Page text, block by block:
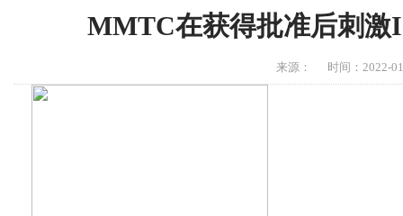
MMTC在获得批准后刺激
来源： 时间：2022-